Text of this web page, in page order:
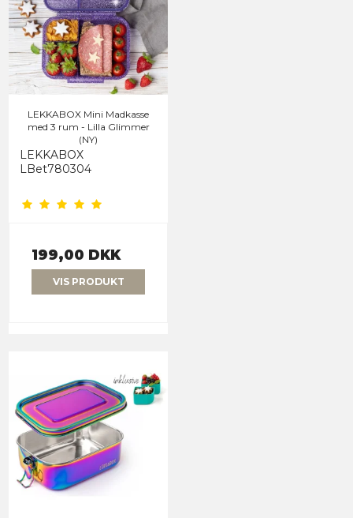
LEKKABOX Mini Madkasse
med 3 rum - Lilla Glimmer
(NY)
LEKKABOX
LBet780304
199,00 DKK
VIS PRODUKT